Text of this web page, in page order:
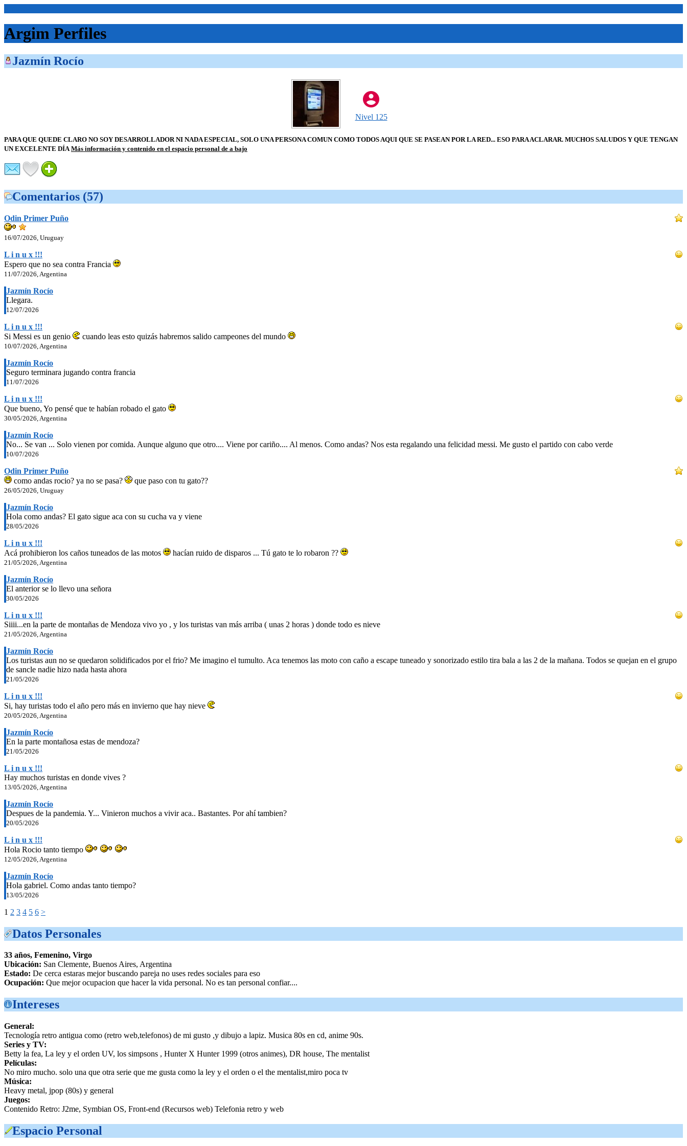
Argim Perfiles
Jazmín Rocío
Nivel 125
PARA QUE QUEDE CLARO NO SOY DESARROLLADOR NI NADA ESPECIAL, SOLO UNA PERSONA COMUN COMO TODOS AQUI QUE SE PASEAN POR LA RED... ESO PARA ACLARAR. MUCHOS SALUDOS Y QUE TENGAN
UN EXCELENTE DÍA Más información y contenido en el espacio personal de a bajo
Comentarios (57)
Odin Primer Puño
16/07/2026, Uruguay
L i n u x !!!
Espero que no sea contra Francia
11/07/2026, Argentina
Jazmín Rocío
Llegara.
12/07/2026
L i n u x !!!
Si Messi es un genio
cuando leas esto quizás habremos salido campeones del mundo
10/07/2026, Argentina
Jazmín Rocío
Seguro terminara jugando contra francia
11/07/2026
L i n u x !!!
Que bueno, Yo pensé que te habían robado el gato
30/05/2026, Argentina
Jazmín Rocío
No... Se van ... Solo vienen por comida. Aunque alguno que otro.... Viene por cariño.... Al menos. Como andas? Nos esta regalando una felicidad messi. Me gusto el partido con cabo verde
10/07/2026
Odin Primer Puño
como andas rocio? ya no se pasa?
que paso con tu gato??
26/05/2026, Uruguay
Jazmín Rocío
Hola como andas? El gato sigue aca con su cucha va y viene
28/05/2026
L i n u x !!!
Acá prohibieron los caños tuneados de las motos
hacían ruido de disparos ... Tú gato te lo robaron ??
21/05/2026, Argentina
Jazmín Rocío
El anterior se lo llevo una señora
30/05/2026
L i n u x !!!
Siiii...en la parte de montañas de Mendoza vivo yo , y los turistas van más arriba ( unas 2 horas ) donde todo es nieve
21/05/2026, Argentina
Jazmín Rocío
Los turistas aun no se quedaron solidificados por el frio? Me imagino el tumulto. Aca tenemos las moto con caño a escape tuneado y sonorizado estilo tira bala a las 2 de la mañana. Todos se quejan en el grupo
de sancle nadie hizo nada hasta ahora
21/05/2026
L i n u x !!!
Si, hay turistas todo el año pero más en invierno que hay nieve
20/05/2026, Argentina
Jazmín Rocío
En la parte montañosa estas de mendoza?
21/05/2026
L i n u x !!!
Hay muchos turistas en donde vives ?
13/05/2026, Argentina
Jazmín Rocío
Despues de la pandemia. Y... Vinieron muchos a vivir aca.. Bastantes. Por ahí tambien?
20/05/2026
L i n u x !!!
Hola Rocio tanto tiempo
12/05/2026, Argentina
Jazmín Rocío
Hola gabriel. Como andas tanto tiempo?
13/05/2026
1 2 3 4 5 6 >
Datos Personales
33 años, Femenino, Virgo
Ubicación: San Clemente, Buenos Aires, Argentina
Estado: De cerca estaras mejor buscando pareja no uses redes sociales para eso
Ocupación: Que mejor ocupacion que hacer la vida personal. No es tan personal confiar....
Intereses
General:
Tecnología retro antigua como (retro web,telefonos) de mi gusto ,y dibujo a lapiz. Musica 80s en cd, anime 90s.
Series y TV:
Betty la fea, La ley y el orden UV, los simpsons , Hunter X Hunter 1999 (otros animes), DR house, The mentalist
Películas:
No miro mucho. solo una que otra serie que me gusta como la ley y el orden o el the mentalist,miro poca tv
Música:
Heavy metal, jpop (80s) y general
Juegos:
Contenido Retro: J2me, Symbian OS, Front-end (Recursos web) Telefonia retro y web
Espacio Personal